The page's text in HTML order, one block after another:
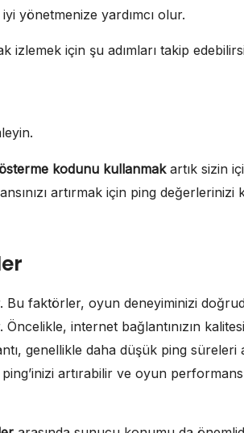
yönetmenize yardımcı olur.
izlemek için şu adımları takip
kodunu kullanmakartık sizin
artırmak için ping
Bu faktörler, oyun deneyiminizi
internet bağlantınızın
genellikle daha düşük ping süreleri
artırabilir ve oyun